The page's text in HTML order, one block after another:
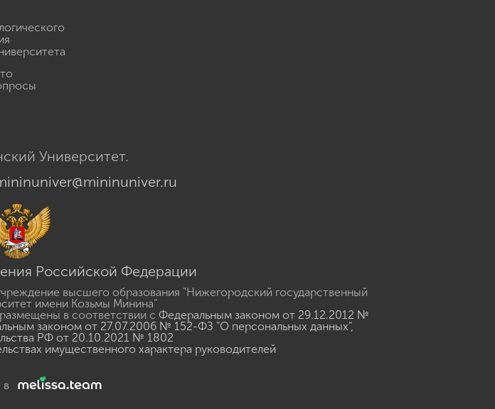
Университет.
Российской Федерации
высшего образования "Нижегородский государственный
имени Козьмы Минина"
в соответствии с Федеральным законом от 29.12.2012 №
законом от 27.07.2006 № 152-ФЗ "О персональных данных",
РФ от 20.10.2021 № 1802
имущественного характера руководителей
в